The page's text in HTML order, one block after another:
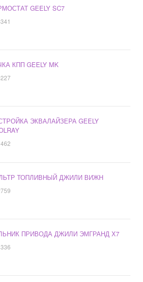
GEELY SC7
КПП GEELY MK
ЭКВАЛАЙЗЕРА GEELY
ТОПЛИВНЫЙ ДЖИЛИ ВИЖН
ПРИВОДА ДЖИЛИ ЭМГРАНД Х7